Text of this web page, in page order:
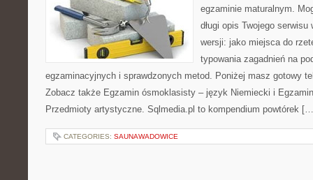
egzaminie maturalnym.
długi opis Twojego
wersji: jako miejsca do
typowania zagadnień na
egzaminacyjnych i sprawdzonych metod. Poniżej masz gotowy
Zobacz także Egzamin ósmoklasisty – język Niemiecki i
Przedmioty artystyczne. Sqlmedia.pl to kompendium powtórek
CATEGORIES: SAUNAWADOWICE